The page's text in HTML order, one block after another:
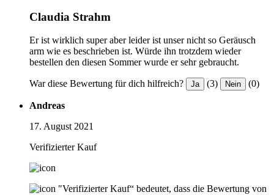
Claudia Strahm
Er ist wirklich super aber leider ist unser nicht so Geräusch
arm wie es beschrieben ist. Würde ihn trotzdem wieder
bestellen den diesen Sommer wurde er sehr gebraucht.
War diese Bewertung für dich hilfreich? Ja (3) Nein (0)
Andreas
17. August 2021
Verifizierter Kauf
"Verifizierter Kauf“ bedeutet, dass die Bewertung von